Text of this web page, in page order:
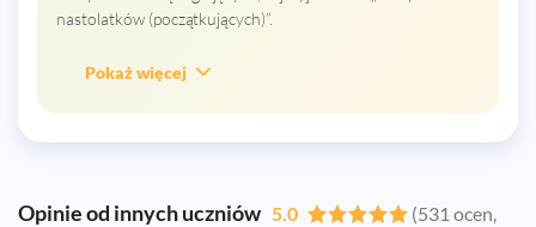
nastolatków (początkujących)”.
Pokaż więcej
Opinie od innych uczniów 5.0
(531 ocen,